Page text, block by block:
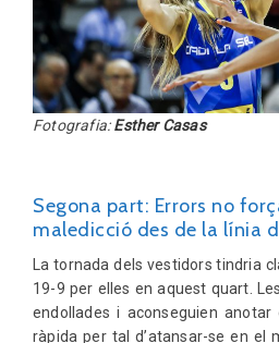
Fotografia:Esther Casas
Segona part: Errors no
maledicció des de la línia
La tornada dels vestidors tindria
19-9 per elles en aquest quart.
endollades i aconseguien
ràpida per tal d’atansar-se en el